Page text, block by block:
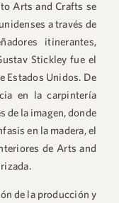
Arts and Crafts se
a través de
itinerantes,
Stickley fue el
Estados Unidos. De
en la carpintería
de la imagen, donde
en la madera, el
de Arts and
de la producción y